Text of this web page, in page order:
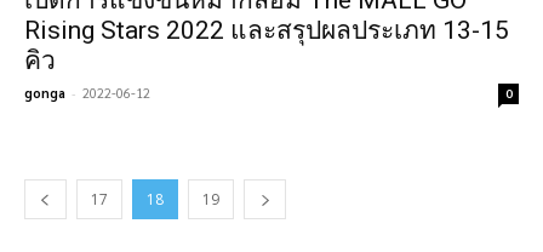
Rising Stars 2022 และสรุปผลประเภท 13-15
คิว
gonga - 2022-06-12 0
17 18 19